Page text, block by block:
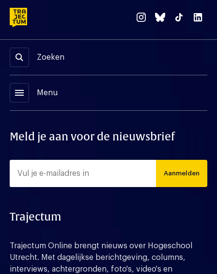
Zoeken
menu Menu
Meld je aan voor de nieuwsbrief
Aanmelden
Trajectum
Trajectum Online brengt nieuws over Hogeschool
Utrecht. Met dagelijkse berichtgeving, columns,
interviews, achtergronden, foto's, video's en